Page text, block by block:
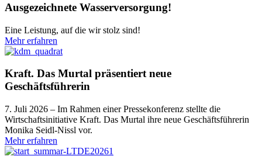
Ausgezeichnete Wasserversorgung!
Eine Leistung, auf die wir stolz sind!
Mehr erfahren
Kraft. Das Murtal präsentiert neue
Geschäftsführerin
7. Juli 2026 – Im Rahmen einer Pressekonferenz stellte die
Wirtschaftsinitiative Kraft. Das Murtal ihre neue Geschäftsführerin
Monika Seidl-Nissl vor.
Mehr erfahren